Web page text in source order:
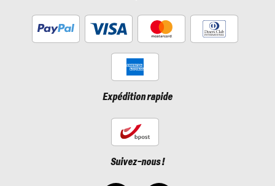
Expédition rapide
Suivez-nous !